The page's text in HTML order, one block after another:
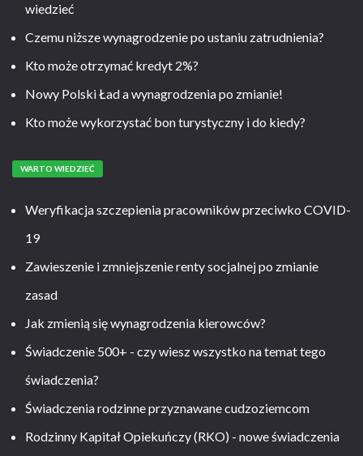
wiedzieć
Czemu niższe wynagrodzenie po ustaniu zatrudnienia?
Kto może otrzymać kredyt 2%?
Nowy Polski Ład a wynagrodzenia po zmianie!
Kto może wykorzystać bon turystyczny i do kiedy?
WARTO WIEDZIEĆ
Weryfikacja szczepienia pracowników przeciwko COVID-
19
Zawieszenie i zmniejszenie renty socjalnej po zmianie
zasad
Jak zmienią się wynagrodzenia kierowców?
Świadczenie 500+ - czy wiesz wszystko na temat tego
świadczenia?
Świadczenia rodzinne przyznawane cudzoziemcom
Rodzinny Kapitał Opiekuńczy (RKO) - nowe świadczenia